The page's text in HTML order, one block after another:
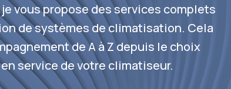
vous propose des services complets
de systèmes de climatisation. Cela
de A à Z depuis le choix
en service de votre climatiseur.